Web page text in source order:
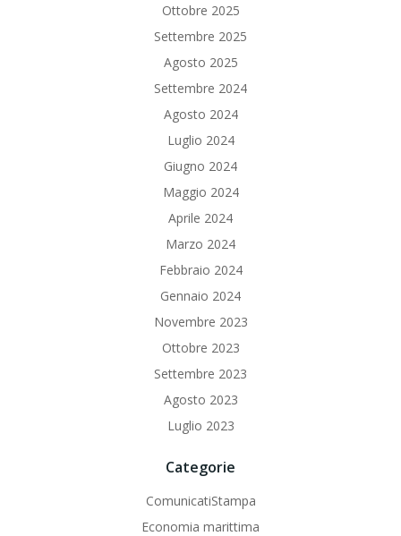
Ottobre 2025
Settembre 2025
Agosto 2025
Settembre 2024
Agosto 2024
Luglio 2024
Giugno 2024
Maggio 2024
Aprile 2024
Marzo 2024
Febbraio 2024
Gennaio 2024
Novembre 2023
Ottobre 2023
Settembre 2023
Agosto 2023
Luglio 2023
Categorie
ComunicatiStampa
Economia marittima